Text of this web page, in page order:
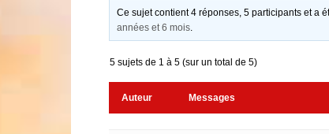
Ce sujet contient 4 réponses, 5 participants et a
années et 6 mois.
5 sujets de 1 à 5 (sur un total de 5)
Auteur Messages